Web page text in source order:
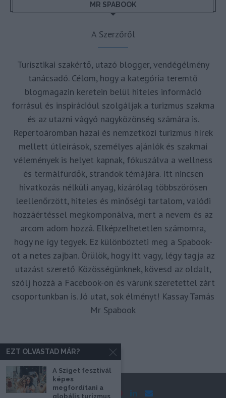
MR SPABOOK
A Szerzőről
Turisztikai szakértő, utazó blogger, vendégélmény
tanácsadó. Célom, hogy a kategória teremtő
blogmagazin keretein belül hiteles információ
forrásul és inspirációul szolgáljak a turizmus szakma
és az utazni vágyó nagyközönség számára is.
Repertoáromban hazai és nemzetközi turizmus hírek
mellett útleírások, személyes ajánlók és szakmai
vélemények is helyet kapnak, fókuszálva a wellness
és termálfürdők, strandok témájára. Itt nincsen
hivatkozás nélküli anyag, kizárólag többszörösen
leellenőrzött, hiteles és minőségi tartalom, valódi
hozzáértéssel megkomponálva, mert a nevem és az
arcom adom hozzá. Elképzelhetetlen számomra,
hogy ne így tegyek. Ez különbözteti meg a Spabook-
ot a netes zajban. Örülök, hogy itt vagy, légy tagja az
utazást szerető Közösségünknek, kövesd az oldalt,
szólj hozzá a Facebook-on és várunk szeretettel zárt
csoportunkban is. Jó utat, sok élményt! Kassay Tamás
Mr Spabook
EZT OLVASTAD MÁR?
A Sziget fesztivál
képes
megfordítani a
globális turizmus